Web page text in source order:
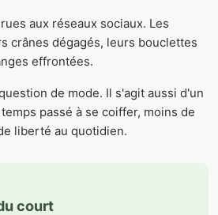
aux réseaux sociaux. Les
crânes dégagés, leurs bouclettes
effrontées.
de mode. Il s'agit aussi d'un
passé à se coiffer, moins de
liberté au quotidien.
court